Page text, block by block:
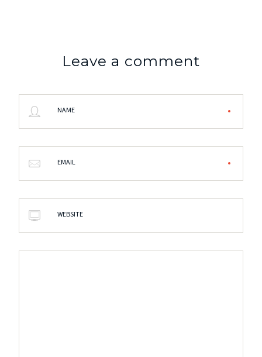
Leave a comment
NAME
EMAIL
WEBSITE